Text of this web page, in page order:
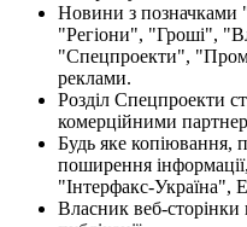
Новини з позначками
"Регіони", "Гроші",
"Спецпроекти",
реклами.
Розділ Спецпроекти
комерційними
Будь яке копіювання,
поширення
"Інтерфакс-Україна",
Власник веб-сторінки